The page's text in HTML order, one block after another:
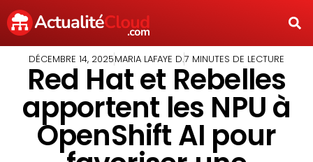
DÉCEMBRE 14, 2025MARIA LAFAYE D.7 MINUTES DE LECTURE
Red Hat et Rebelles
apportent les NPU à
OpenShift AI pour